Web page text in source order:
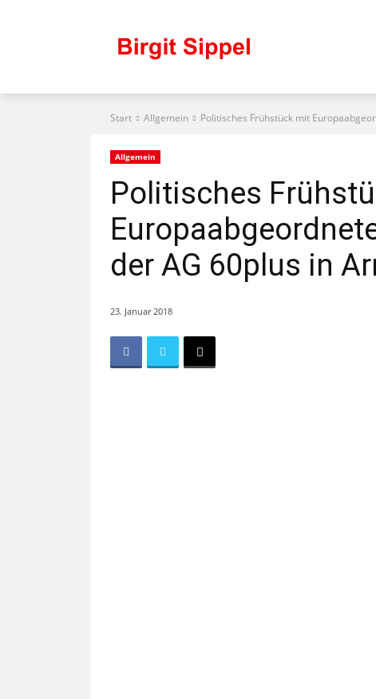
Start Allgemein Politisches Frühstück mit
Allgemein
Politisches
der AG 60plus in
23. Januar 2018